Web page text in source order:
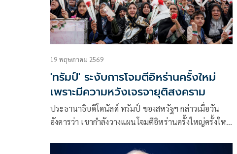
19 พฤษภาคม 2569
'ทรัมป์' ระงับการโจมตีอิหร่านครั้งใหม่
เพราะมีความหวังเจรจายุติสงคราม
ประธานาธิบดีโดนัลด์ ทรัมป์ ของสหรัฐฯ กล่าวเมื่อวัน
อังคารว่า เขากำลังวางแผนโจมตีอิหร่านครั้งใหญ่ครั้งใหม่
ความหวังที่จะบรรลุข้อตกลงยุติสงครามซึ่งยังคงเป็นเรื่อง